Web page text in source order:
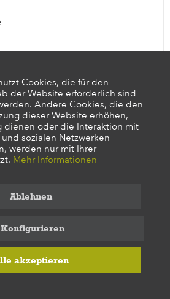
SOMSO-Plast®. Der Aufbau und die
Cookies, die für den
der Website erforderlich sind
Andere Cookies, die den
dieser Website erhöhen,
dienen oder die Interaktion mit
sozialen Netzwerken
werden nur mit Ihrer
Mehr Informationen
akzeptieren
Konfigurieren
Ablehnen